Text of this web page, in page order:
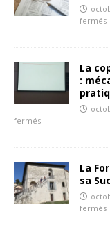
fermés
La
:
fermés
La
sa
fermés